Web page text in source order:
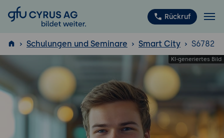
GFU Cyrus AG Rückruf
ISTQB ®
Schulungen und Seminare Smart City S6782